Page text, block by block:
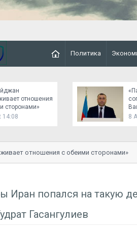
Политика
отношения
сторонами»
14:08
8
отношения с обеими сторонами»
Иран попался на такую
Гасангулиев